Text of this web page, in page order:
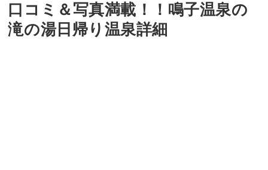
口コミ＆写真満載！！鳴子温泉の
滝の湯日帰り温泉詳細